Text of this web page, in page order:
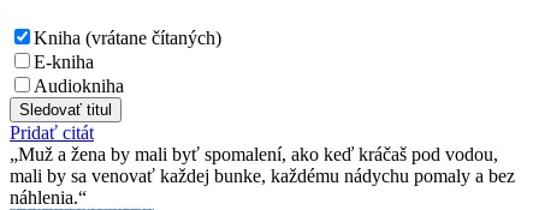
Kniha (vrátane čítaných)
E-kniha
Audiokniha
Sledovať titul
Pridať citát
Muž a žena by mali byť spomalení, ako keď kráčaš pod vodou,
mali by sa venovať každej bunke, každému nádychu pomaly a bez
náhlenia.